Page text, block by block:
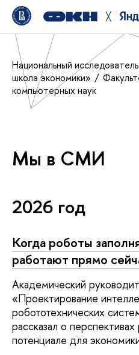
╳
Национальный
школа экономики»
компьютерных наук
Мы в СМИ
2026 год
Когда роботы
работают прямо
Академический
«Проектирование
робототехнических
рассказал о
потенциале для